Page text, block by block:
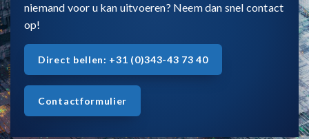
niemand voor u kan uitvoeren? Neem dan snel contact
op!
Direct bellen: +31 (0)343-43 73 40
Contactformulier